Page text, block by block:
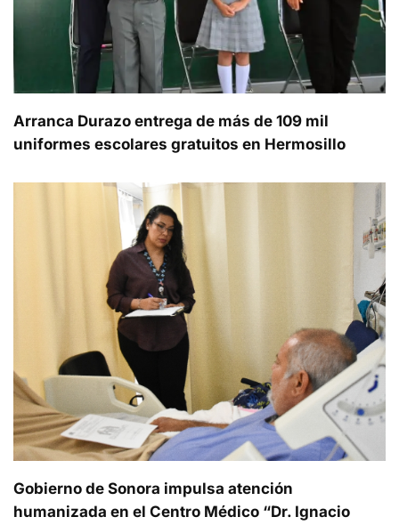
Arranca Durazo entrega de más de 109 mil
uniformes escolares gratuitos en Hermosillo
Gobierno de Sonora impulsa atención
humanizada en el Centro Médico “Dr. Ignacio